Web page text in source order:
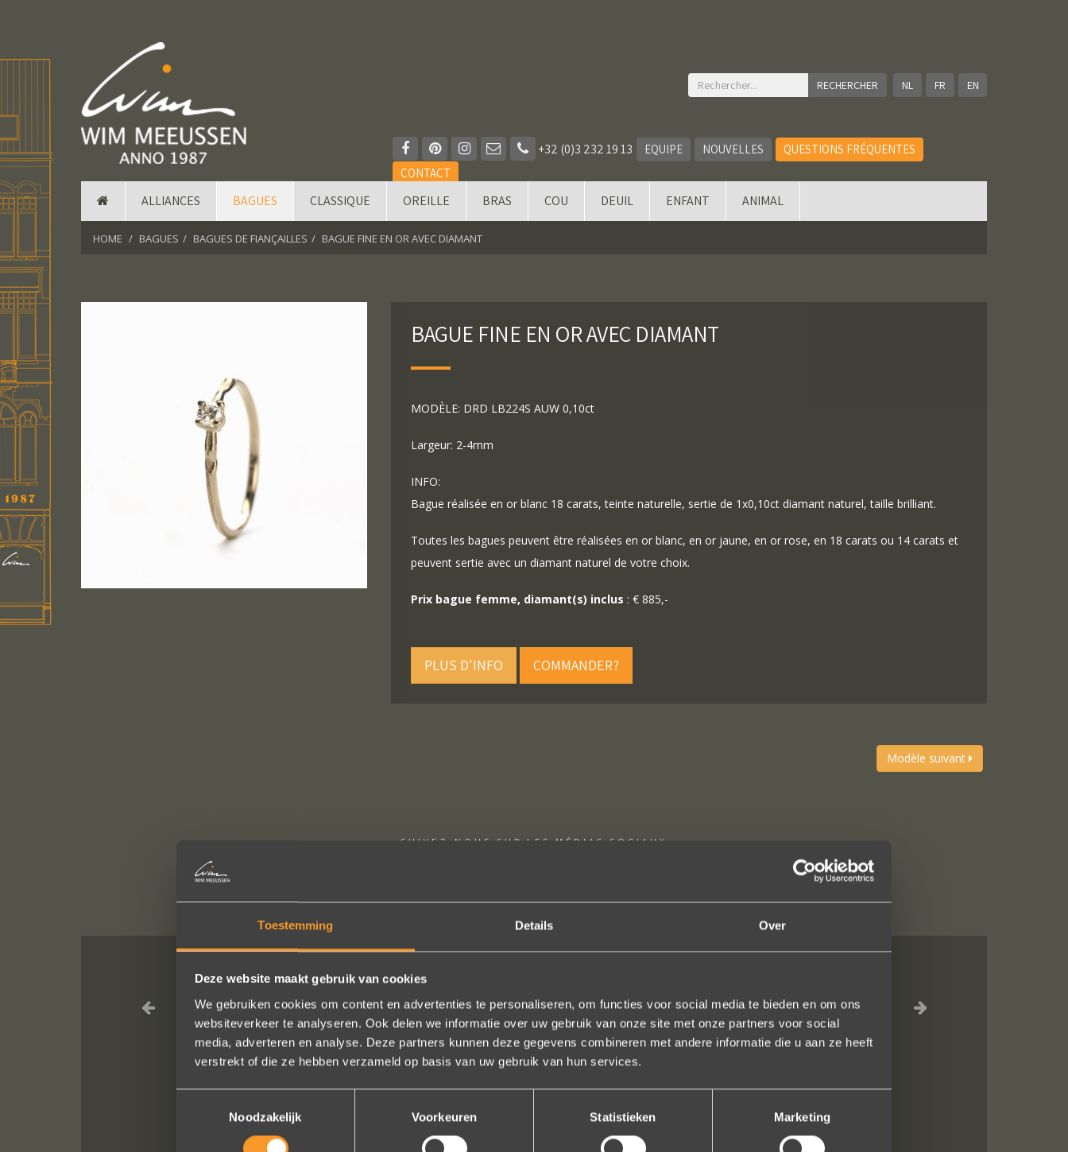
Toestemming Details Over
Deze website maakt gebruik van cookies
We gebruiken cookies om content en advertenties te personaliseren, om functies voor social media te bieden en om ons
websiteverkeer te analyseren. Ook delen we informatie over uw gebruik van onze site met onze partners voor social
media, adverteren en analyse. Deze partners kunnen deze gegevens combineren met andere informatie die u aan ze heeft
verstrekt of die ze hebben verzameld op basis van uw gebruik van hun services.
Noodzakelijk
Voorkeuren Statistieken Marketing
NL FR EN
+32 (0)3 232 19 13 EQUIPE NOUVELLES
QUESTIONS FRÉQUENTES
CONTACT
ALLIANCES BAGUES CLASSIQUE OREILLE BRAS COU DEUIL ENFANT ANIMAL
HOME BAGUES BAGUES DE FIANÇAILLES BAGUE FINE EN OR AVEC DIAMANT
BAGUE FINE EN OR AVEC DIAMANT
MODÈLE: DRD LB224S AUW 0,10ct
Largeur: 2-4mm
INFO:
Bague réalisée en or blanc 18 carats, teinte naturelle, sertie de 1x0,10ct diamant naturel, taille brilliant.
Toutes les bagues peuvent être réalisées en or blanc, en or jaune, en or rose, en 18 carats ou 14 carats et
peuvent sertie avec un diamant naturel de votre choix.
Prix bague femme, diamant(s) inclus : € 885,-
PLUS D'INFO COMMANDER?
Modèle suivant
SUIVEZ-NOUS SUR LES MÉDIAS SOCIAUX
Wat een vakmanschap! De sierraden zijn gewoon prachtig en subtiel tegelijk. Héél veel waar voor je
geld. In het echt zijn ze eigenlijk mooier dan op de foto's.
We bestelden online, maar er wordt contact met je onderhouden alsof je in de winkel staat.
Het is eigenlijk een feestje om bij Wim Meeusen sierraden aan te schaffen!
Bekijk al onze reviews